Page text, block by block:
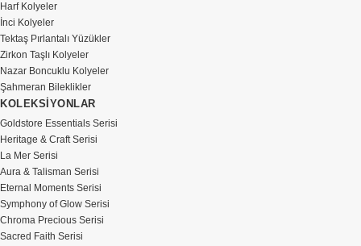
Harf Kolyeler
İnci Kolyeler
Tektaş Pırlantalı Yüzükler
Zirkon Taşlı Kolyeler
Nazar Boncuklu Kolyeler
Şahmeran Bileklikler
KOLEKSİYONLAR
Goldstore Essentials Serisi
Heritage & Craft Serisi
La Mer Serisi
Aura & Talisman Serisi
Eternal Moments Serisi
Symphony of Glow Serisi
Chroma Precious Serisi
Sacred Faith Serisi